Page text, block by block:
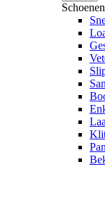
Schoenen